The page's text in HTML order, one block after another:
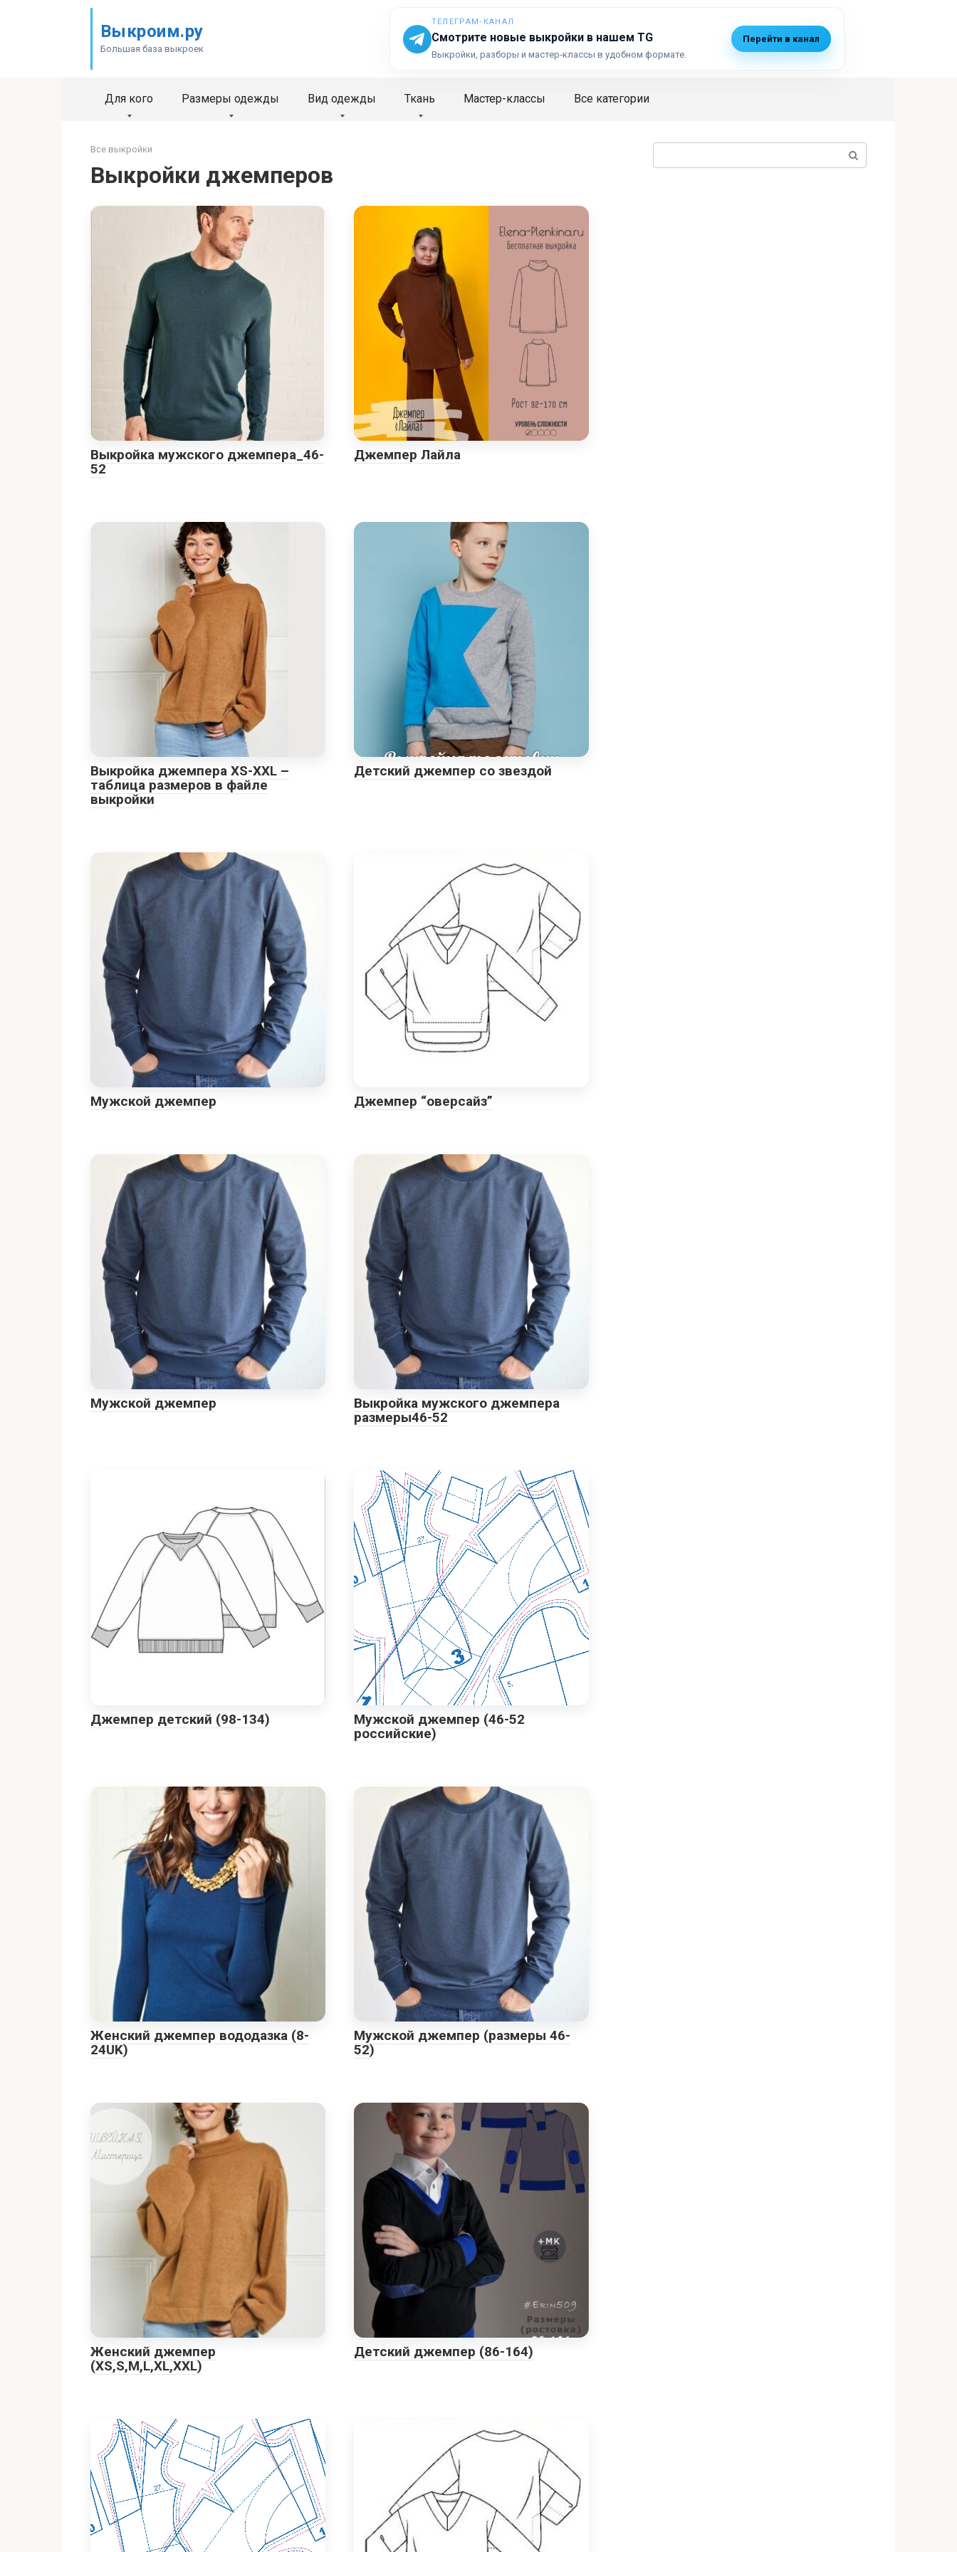
Выкроим.ру
Большая база выкроек
ТЕЛЕГРАМ‑КАНАЛ
Смотрите новые выкройки в нашем TG
Выкройки, разборы и мастер‑классы в удобном формате.
Перейти в канал
Для кого Размеры одежды Вид одежды Ткань Мастер-классы Все категории
Все выкройки
Выкройки джемперов
Выкройка мужского джемпера_46-
52
Джемпер Лайла
Выкройка джемпера XS-XXL –
таблица размеров в файле
выкройки
Детский джемпер со звездой
Мужской джемпер Джемпер “оверсайз”
Мужской джемпер
Выкройка мужского джемпера
размеры46-52
Джемпер детский (98-134)
Мужской джемпер (46-52
российские)
Женский джемпер вододазка (8-
24UK)
Мужской джемпер (размеры 46-
52)
Женский джемпер
(XS,S,M,L,XL,XXL)
Детский джемпер (86-164)